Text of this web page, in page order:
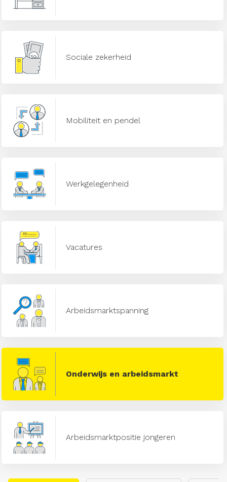
Sociale zekerheid
Mobiliteit en pendel
Werkgelegenheid
Vacatures
Arbeidsmarktspanning
Onderwijs en arbeidsmarkt
Arbeidsmarktpositie jongeren